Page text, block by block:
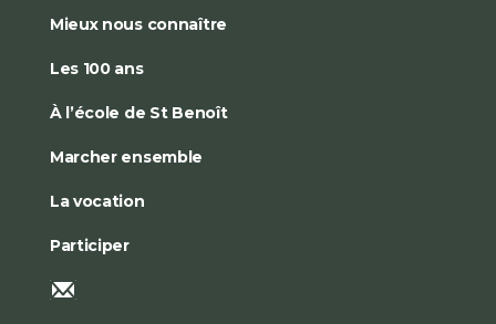
Mieux nous connaître
Les 100 ans
À l’école de St Benoît
Marcher ensemble
La vocation
Participer